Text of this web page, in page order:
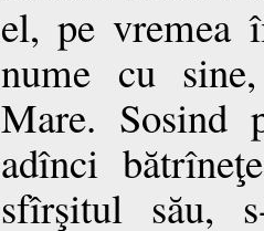
el, pe vremea
nume cu
Mare. Sosind
adînci
sfîrşitul său,